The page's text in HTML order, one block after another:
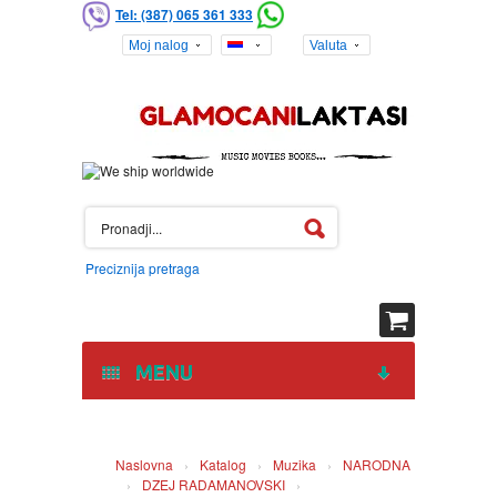
Tel: (387) 065 361 333
Moj nalog Valuta
Preciznija pretraga
MENU
DVD
Naslovna › Katalog › Muzika ›
NARODNA
›
DZEJ RADAMANOVSKI ›